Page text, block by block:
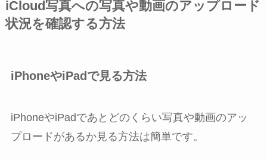
iCloud写真への写真や動画のアップロード
状況を確認する方法
iPhoneやiPadで見る方法
iPhoneやiPadであとどのくらい写真や動画のアッ
プロードがあるか見る方法は簡単です。